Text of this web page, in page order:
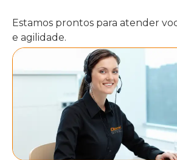
Estamos prontos para atender
e agilidade.